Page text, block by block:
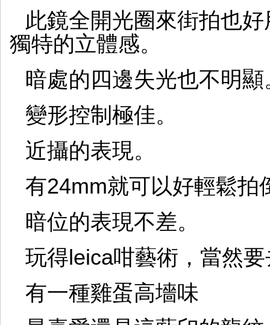
此鏡全開光圈來街拍也
獨特的立體感。
暗處的四邊失光也不明顯
變形控制極佳。
近攝的表現。
有24mm就可以好輕鬆拍
暗位的表現不差。
玩得leica咁藝術，當然
有一種雞蛋高墻味